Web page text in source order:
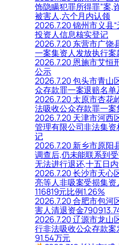
饰隐瞒犯罪所得罪”案,
被害人,六个月内认领
2026.7.20 锦州市义县
投资人信息核实登记
2026.7.20 东营市广饶
一案集资人发放执行
2026.7.20 恩施市艾恒
公示
2026.7.20 包头市青山
众存款罪一案退赔名
2026.7.20 太原市杏花
法吸收公众存款罪一
2026.7.20 天津市河西
管理有限公司非法集
记
2026.7.20 新乡市原阳
调查后,仍未能联系到
无法进行退还,十五日
2026.7.20 长沙市天心
亮等人非吸案受损集
116819元比例1.26%
2026.7.20 合肥市包河
害人清退资金
2026.7.20 辽源市龙山
行非法吸收公众存款
91.54万元